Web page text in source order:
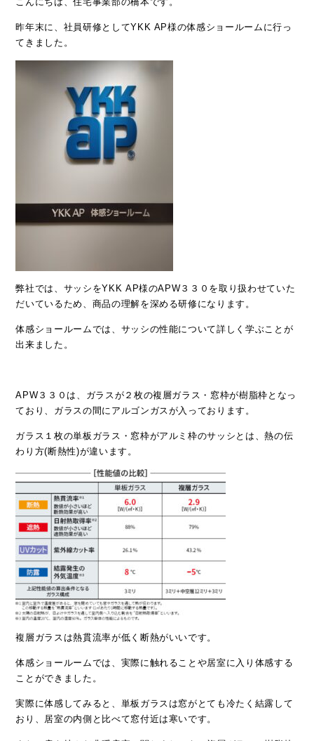
昨年末に、社員研修としてYKK AP様の体感ショールームに行っ
てきました。
弊社では、サッシをYKK AP様のAPW３３０を取り扱わせていた
だいているため、商品の理解を深める研修になります。
体感ショールームでは、サッシの性能について詳しく学ぶことが
出来ました。
APW３３０は、ガラスが２枚の複層ガラス・窓枠が樹脂枠となっ
ており、ガラスの間にアルゴンガスが入っております。
ガラス１枚の単板ガラス・窓枠がアルミ枠のサッシとは、熱の伝
わり方(断熱性)が違います。
複層ガラスは熱貫流率が低く断熱がいいです。
体感ショールームでは、実際に触れることや居室に入り体感する
ことができました。
実際に体感してみると、単板ガラスは窓がとても冷たく結露して
おり、居室の内側と比べて窓付近は寒いです。